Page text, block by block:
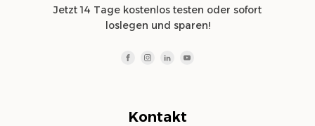
Jetzt 14 Tage kostenlos testen oder sofort
loslegen und sparen!
Kontakt